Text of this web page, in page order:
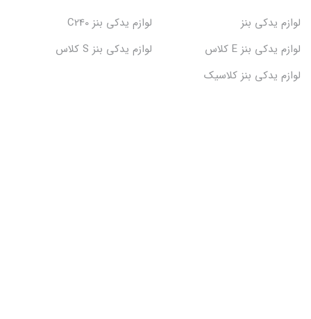
لوازم یدکی بنز
لوازم یدکی بنز C240
لوازم یدکی بنز E کلاس
لوازم یدکی بنز S کلاس
لوازم یدکی بنز کلاسیک